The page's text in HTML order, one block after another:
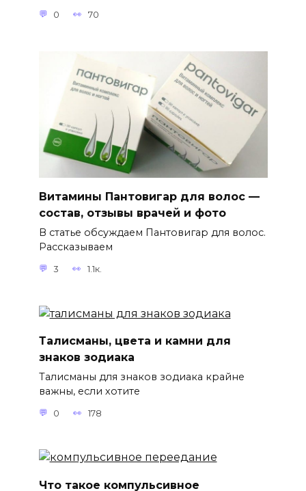
0 70
Витамины Пантовигар для волос —
состав, отзывы врачей и фото
В статье обсуждаем Пантовигар для волос.
Рассказываем
3 1.1к.
Талисманы, цвета и камни для
знаков зодиака
Талисманы для знаков зодиака крайне
важны, если хотите
0 178
Что такое компульсивное